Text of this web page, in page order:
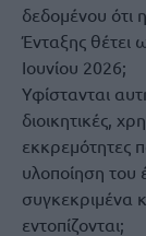
δεδομένου ότι
Ένταξης θέτει
Ιουνίου 2026;
Υφίστανται
διοικητικές,
εκκρεμότητες
υλοποίηση του
συγκεκριμένα
εντοπίζονται;